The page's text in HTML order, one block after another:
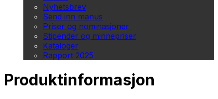
Nyhetsbrev
Send inn manus
Priser og nominasjoner
Stipender og minnepriser
Kataloger
Rapport 2025
Produktinformasjon